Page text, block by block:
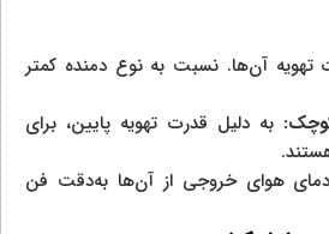
تهویه آن‌ها. نسبت به نوع دمنده کمتر
به دلیل قدرت تهویه پایین، برای
هوای خروجی از آن‌ها به‌دقت فن